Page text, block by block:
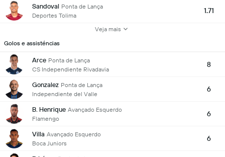
Sandoval Ponta de Lança
Deportes Tolima
1.71
Veja mais
Golos e assisténcias
Arce Ponta de Lança
CS Independiente Rivadavia
8
Gonzalez Ponta de Lança
Independiente del Valle
6
B. Henrique Avançado Esquerdo
Flamengo
6
Villa Avançado Esquerdo
Boca Juniors
6